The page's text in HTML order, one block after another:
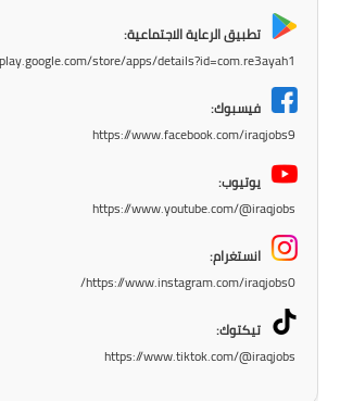
تطبيق الرعاية الاجتماعية:
store/apps/details?id=com.re3ayah1
فيسبوك:
https://www.facebook.com/iraqjobs9
يوتيوب:
https://www.youtube.com/@iraqjobs
انستغرام:
https://www.instagram.com/iraqjobs0/
تيكتوك:
https://www.tiktok.com/@iraqjobs